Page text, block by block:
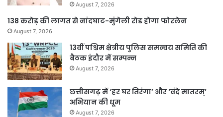
August 7, 2026
138 करोड़ की लागत से नांदघाट-मुंगेली रोड होगा फोरलेन
August 7, 2026
13वीं पश्चिम क्षेत्रीय पुलिस समन्वय समिति की
बैठक इंदौर में सम्पन्न
August 7, 2026
छत्तीसगढ़ में ‘हर घर तिरंगा’ और ‘वंदे मातरम्’
अभियान की धूम
August 7, 2026